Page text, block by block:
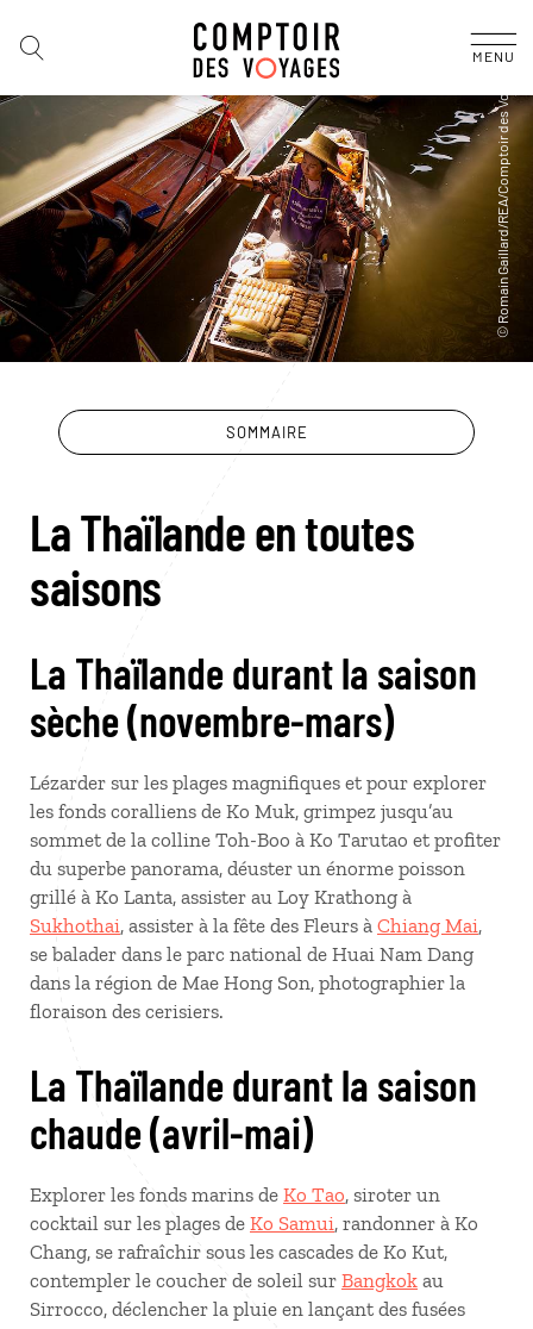
MENU
SOMMAIRE
La Thaïlande en toutes
saisons
La Thaïlande durant la saison
sèche (novembre-mars)
Lézarder sur les plages magnifiques et pour explorer
les fonds coralliens de Ko Muk, grimpez jusqu’au
sommet de la colline Toh-Boo à Ko Tarutao et profiter
du superbe panorama, déuster un énorme poisson
grillé à Ko Lanta, assister au Loy Krathong à
Sukhothai, assister à la fête des Fleurs à Chiang Mai,
se balader dans le parc national de Huai Nam Dang
dans la région de Mae Hong Son, photographier la
floraison des cerisiers.
La Thaïlande durant la saison
chaude (avril-mai)
Explorer les fonds marins de Ko Tao, siroter un
cocktail sur les plages de Ko Samui, randonner à Ko
Chang, se rafraîchir sous les cascades de Ko Kut,
contempler le coucher de soleil sur Bangkok au
Sirrocco, déclencher la pluie en lançant des fusées